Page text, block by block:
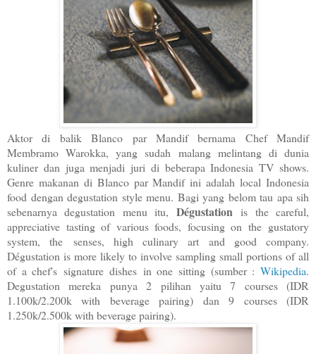
Aktor di balik Blanco par Mandif bernama Chef Mandif
Membramo Warokka, yang sudah malang melintang di dunia
kuliner dan juga menjadi juri di beberapa Indonesia TV shows.
Genre makanan di Blanco par Mandif ini adalah local Indonesia
food dengan degustation style menu. Bagi yang belom tau apa sih
sebenarnya degustation menu itu,Dégustation is the careful,
appreciative tasting of various foods, focusing on the gustatory
system, the senses, high culinary art and good company.
Dégustation is more likely to involve sampling small portions of all
of a chef'ssignature dishesin one sitting (sumber :Wikipedia.
Degustation mereka punya 2 pilihan yaitu 7 courses (IDR
1.100k/2.200k with beverage pairing) dan 9 courses (IDR
1.250k/2.500k with beverage pairing).